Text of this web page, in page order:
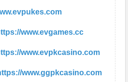
www.evgames.cc
www.evpkcasino.com
www.ggpkcasino.com